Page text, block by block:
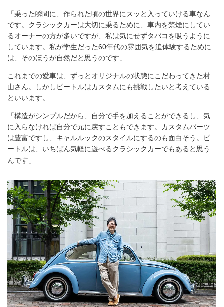
「乗った瞬間に、作られた頃の世界にスッと入っていける車なん
です。クラシックカーは大切に乗るために、車内を禁煙にしてい
るオーナーの方が多いですが、私は気にせずタバコを吸うように
しています。私が学生だった60年代の雰囲気を追体験するために
は、そのほうが自然だと思うのです」
これまでの愛車は、ずっとオリジナルの状態にこだわってきた村
山さん。しかしビートルはカスタムにも挑戦したいと考えている
といいます。
「構造がシンプルだから、自分で手を加えることができるし、気
に入らなければ自分で元に戻すこともできます。カスタムパーツ
は豊富ですし、キャルルックのスタイルにするのも面白そう。ビ
ートルは、いちばん気軽に遊べるクラシックカーでもあると思う
んです」